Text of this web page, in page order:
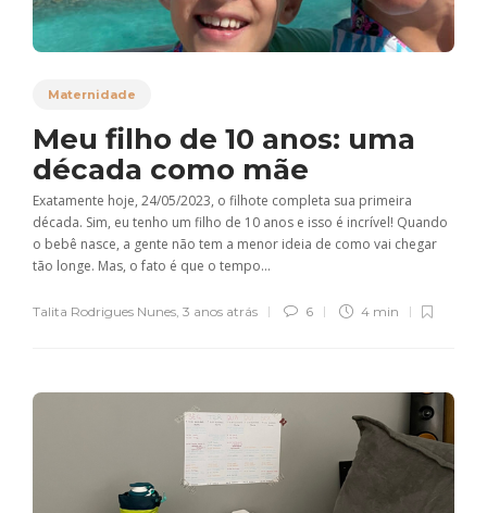
Maternidade
Meu filho de 10 anos: uma
década como mãe
Exatamente hoje, 24/05/2023, o filhote completa sua primeira
década. Sim, eu tenho um filho de 10 anos e isso é incrível! Quando
o bebê nasce, a gente não tem a menor ideia de como vai chegar
tão longe. Mas, o fato é que o tempo...
Talita Rodrigues Nunes, 3 anos atrás 6 4 min